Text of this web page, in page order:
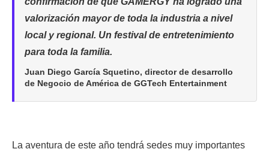
valorización mayor de toda la industria a nivel
local y regional. Un festival de entretenimiento
para toda la familia.
Juan Diego García Squetino, director de desarrollo
de Negocio de América de GGTech Entertainment
La aventura de este año tendrá sedes muy importantes